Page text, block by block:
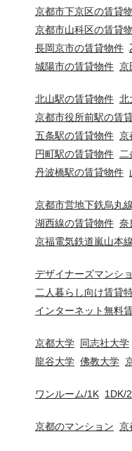
京都市下京区の賃貸
京都市山科区の賃貸
長岡京市の賃貸物件
城陽市の賃貸物件 京
北山駅の賃貸物件 北
京都市役所前駅の賃
五条駅の賃貸物件 京
円町駅の賃貸物件
丹波橋駅の賃貸物件
京都市営地下鉄烏丸
湖西線の賃貸物件 奈
京福電気鉄道嵐山本
デザイナーズマンシ
二人暮らし向け賃貸
インターネット無料
京都大学 同志社大学
龍谷大学 佛教大学
ワンルーム/1K 1DK/
京都のマンション 京